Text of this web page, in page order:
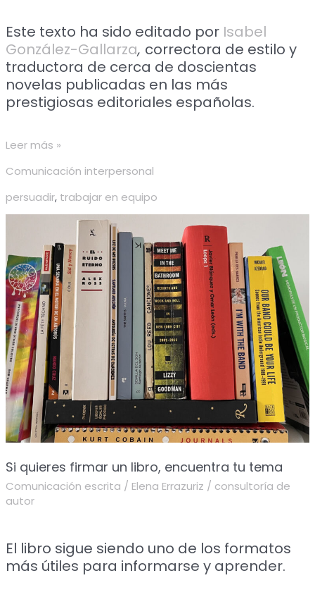
Este texto ha sido editado por Isabel
González-Gallarza, correctora de estilo y
traductora de cerca de doscientas
novelas publicadas en las más
prestigiosas editoriales españolas.
Leer más »
Comunicación interpersonal
persuadir, trabajar en equipo
Si quieres firmar un libro, encuentra tu tema
Comunicación escrita / Elena Errazuriz / consultoría de
autor
El libro sigue siendo uno de los formatos
más útiles para informarse y aprender.
firmar
un
libro,
encuentra
tu
tema